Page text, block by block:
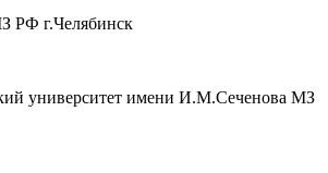
РФ г.Челябинск
университет имени И.М.Сеченова МЗ